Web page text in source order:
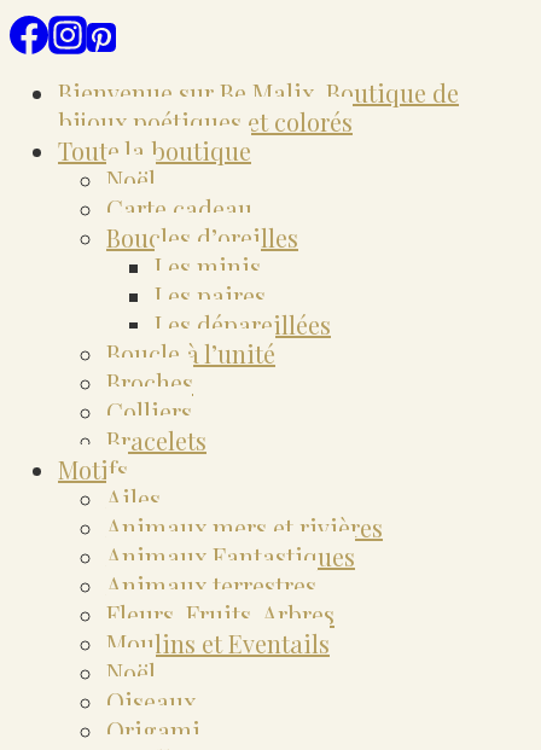
Bienvenue sur Be Malix, Boutique de
bijoux poétiques et colorés
Toute la boutique
Noël
Carte cadeau
Boucles d’oreilles
Les minis
Les paires
Les dépareillées
Boucle à l’unité
Broches
Colliers
Bracelets
Motifs
Ailes
Animaux mers et rivières
Animaux Fantastiques
Animaux terrestres
Fleurs, Fruits, Arbres
Moulins et Eventails
Noël
Oiseaux
Origami